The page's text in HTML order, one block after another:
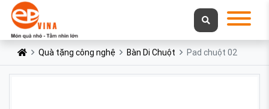
Quà tặng công nghệ Bàn Di Chuột Pad chuột 02